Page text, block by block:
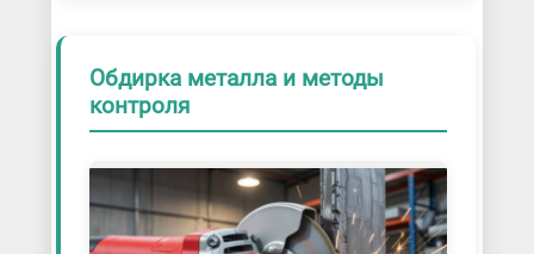
Обдирка металла и методы
контроля